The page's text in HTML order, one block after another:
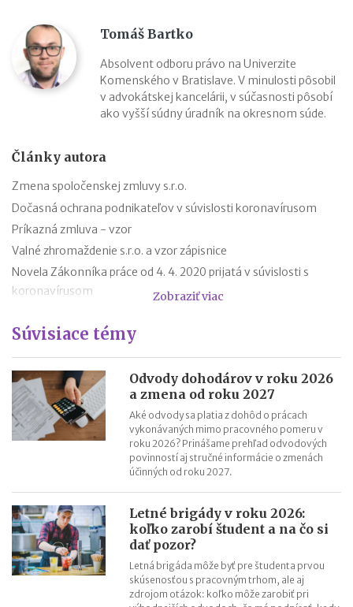
Tomáš Bartko
Absolvent odboru právo na Univerzite
Komenského v Bratislave. V minulosti pôsobil
v advokátskej kancelárii, v súčasnosti pôsobí
ako vyšší súdny úradník na okresnom súde.
Články autora
Zmena spoločenskej zmluvy s.r.o.
Dočasná ochrana podnikateľov v súvislosti koronavírusom
Príkazná zmluva - vzor
Valné zhromaždenie s.r.o. a vzor zápisnice
Novela Zákonníka práce od 4. 4. 2020 prijatá v súvislosti s
koronavírusom
Dohoda o skončení pracovného pomeru - vzor
Výpoveď z organizačných dôvodov
Zámenná zmluva a jej vzor
Zákon o mimoriadnych opatreniach v justícii v súvislosti so
šírením koronavírusu
Zobraziť viac
Súvisiace témy
Odvody dohodárov v roku 2026
a zmena od roku 2027
Aké odvody sa platia z dohôd o prácach
vykonávaných mimo pracovného pomeru v
roku 2026? Prinášame prehľad odvodových
povinností aj stručné informácie o zmenách
účinných od roku 2027.
Letné brigády v roku 2026:
koľko zarobí študent a na čo si
dať pozor?
Letná brigáda môže byť pre študenta prvou
skúsenosťou s pracovným trhom, ale aj
zdrojom otázok: koľko môže zarobiť pri